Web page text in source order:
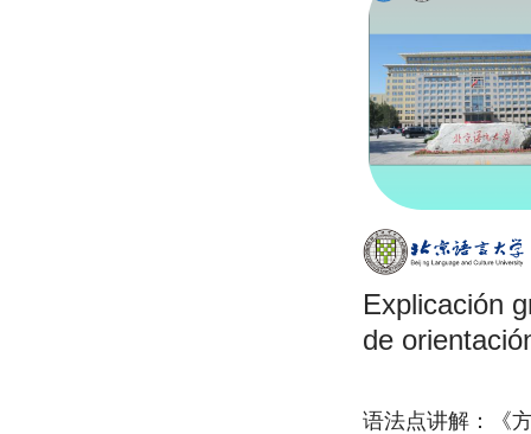
Explicación
de
语法点讲解：《